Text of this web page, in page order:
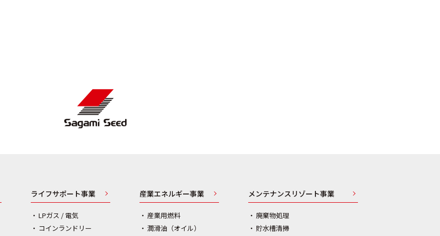
ライフサポート事業
LPガス / 電気
コインランドリー
産業エネルギー事業
産業用燃料
潤滑油（オイル）
メンテナンスリゾート事業
廃棄物処理
貯水槽清掃